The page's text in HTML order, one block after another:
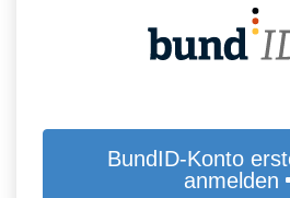
BundID-Konto
anmelden